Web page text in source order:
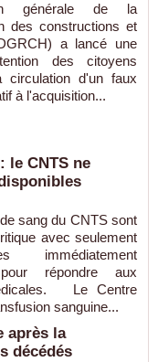
générale de la
des constructions et
a lancé une
des citoyens
circulation d'un faux
à l'acquisition...
le CNTS ne
sang du CNTS sont
avec seulement
immédiatement
répondre aux
Le Centre
sanguine...
après la
décédés